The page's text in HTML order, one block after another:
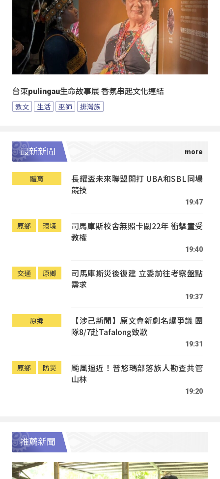
台東pulingau生命故事展 香氛串起文化連結
教文 生活 巫師 排灣族
最新新聞
體育
長耀盃未來聯盟開打 UBA和SBL同場
競技
19:47
原鄉 環境
司馬庫斯校舍無照卡關22年 衝擊童受
教權
19:40
交通 原鄉
司馬庫斯災後復建 立委前往考察盤點
需求
19:37
原鄉
【涉己新聞】原文會新劇名爆爭議 團
隊8/7赴Tafalong致歉
19:31
原鄉 防災
颱風逼近！普悠瑪部落族人勘查共管
山林
19:20
推薦新聞